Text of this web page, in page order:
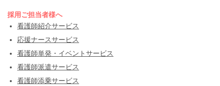
採用ご担当者様へ
看護師紹介サービス
応援ナースサービス
看護師単発・イベントサービス
看護師派遣サービス
看護師添乗サービス